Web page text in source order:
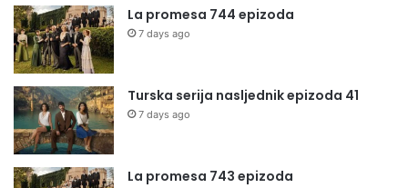
La promesa 744 epizoda
7 days ago
Turska serija nasljednik epizoda 41
7 days ago
La promesa 743 epizoda